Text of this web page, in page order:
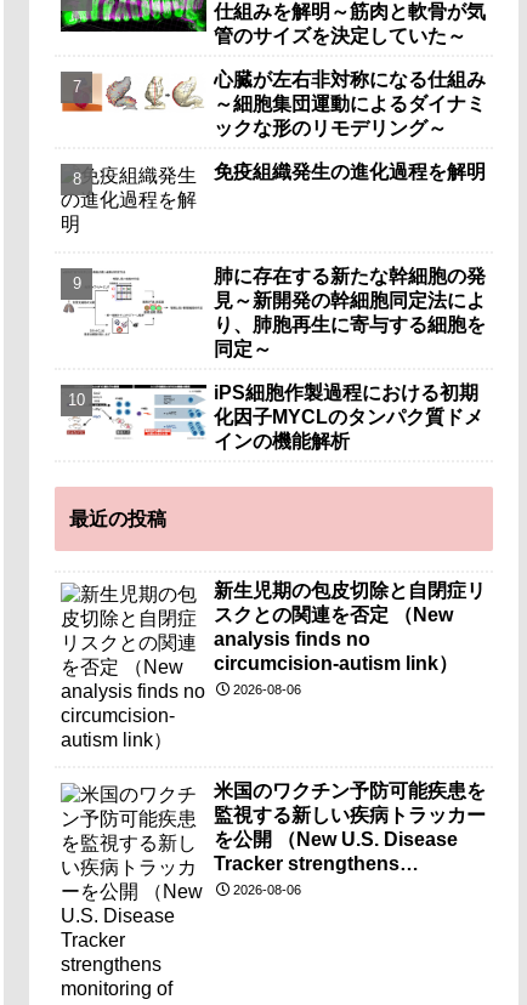
仕組みを解明～筋肉と軟骨が気
管のサイズを決定していた～
心臓が左右非対称になる仕組み
～細胞集団運動によるダイナミ
ックな形のリモデリング～
免疫組織発生の進化過程を解明
肺に存在する新たな幹細胞の発
見～新開発の幹細胞同定法によ
り、肺胞再生に寄与する細胞を
同定～
iPS細胞作製過程における初期
化因子MYCLのタンパク質ドメ
インの機能解析
最近の投稿
新生児期の包皮切除と自閉症リ
スクとの関連を否定 （New
analysis finds no
circumcision-autism link）
2026-08-06
米国のワクチン予防可能疾患を
監視する新しい疾病トラッカー
を公開 （New U.S. Disease
Tracker strengthens
monitoring of vaccine-
2026-08-06